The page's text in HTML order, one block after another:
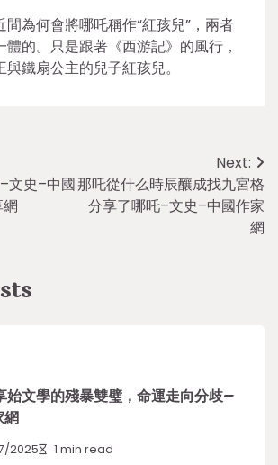
間為何會將哪吒稱作“紅孩兒”，兩者
的。只是跟著《西游記》的風行，
鐵扇公主的兒子紅孩兒。
文史–中國
Next:
那吒從什么時辰釀成找九宮格
分享了哪吒–文史–中國作家
網
始文學的殘暴雙璧，命運走向分歧–
網
2025 1 min read